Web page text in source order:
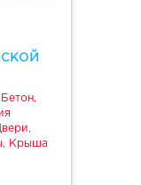
Крыша